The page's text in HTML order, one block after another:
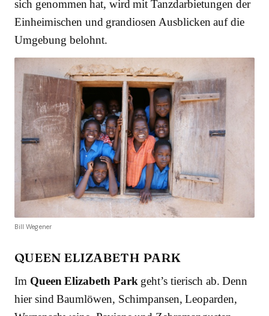
sich genommen hat, wird mit Tanzdarbietungen der
Einheimischen und grandiosen Ausblicken auf die
Umgebung belohnt.
Bill Wegener
QUEEN ELIZABETH PARK
Im Queen Elizabeth Park geht’s tierisch ab. Denn
hier sind Baumlöwen, Schimpansen, Leoparden,